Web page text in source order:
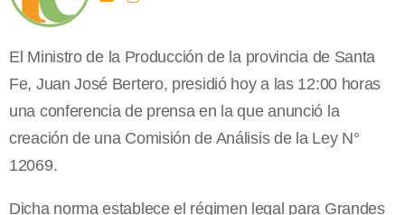
El Ministro de la Producción de la provincia de Santa
Fe, Juan José Bertero, presidió hoy a las 12:00 horas
una conferencia de prensa en la que anunció la
creación de una Comisión de Análisis de la Ley N°
12069.
Dicha norma establece el régimen legal para Grandes